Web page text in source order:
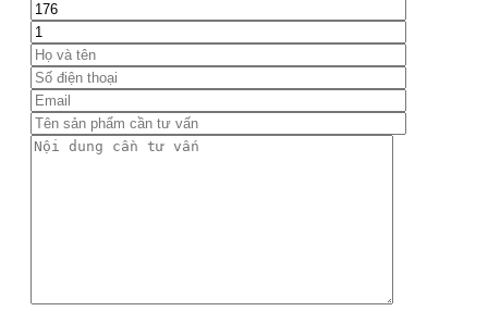
Giỏ hàng
Chưa có sản phẩm trong giỏ hàng.